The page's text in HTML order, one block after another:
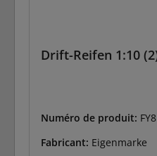
Drift-Reifen 1:10
Numéro de produit:
Fabricant: Eigenmarke